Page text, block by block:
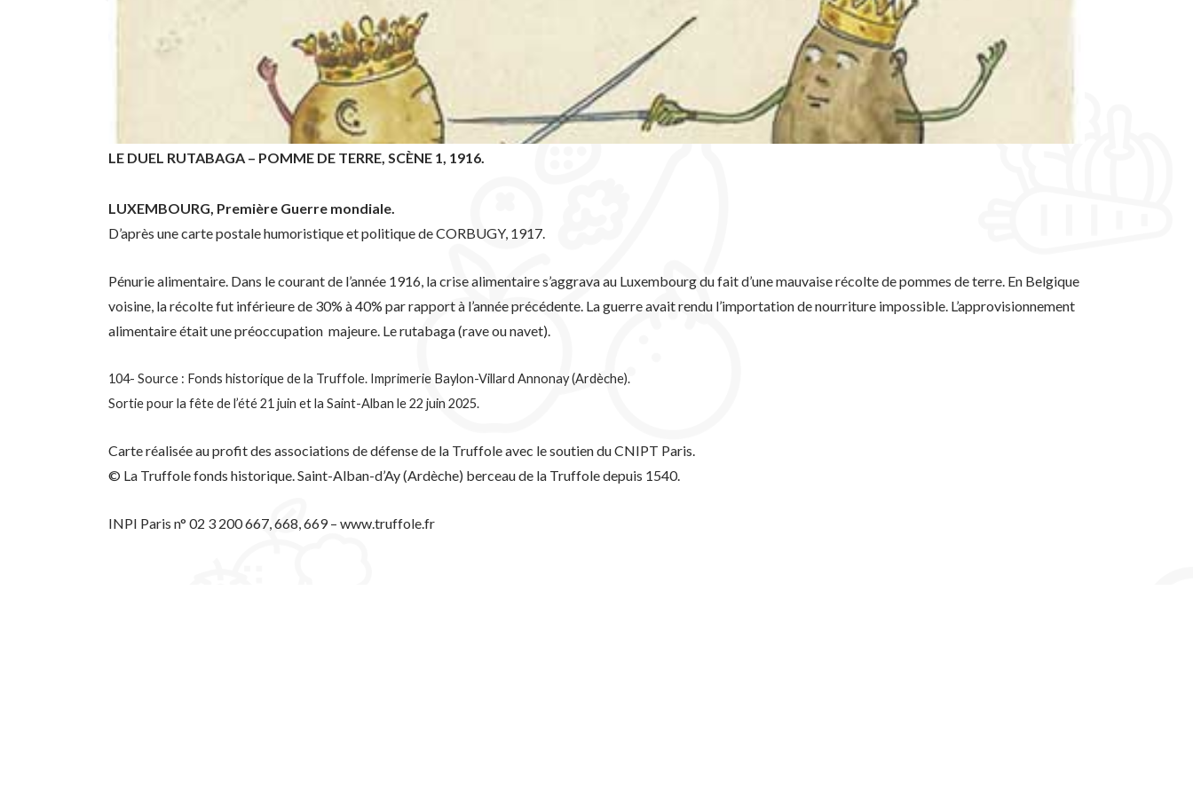
LE DUEL RUTABAGA – POMME DE TERRE, SCÈNE 1, 1916.
LUXEMBOURG, Première Guerre mondiale.
D’après une carte postale humoristique et politique de CORBUGY, 1917.
Pénurie alimentaire. Dans le courant de l’année 1916, la crise alimentaire s’aggrava au Luxembourg du fait d’une mauvaise récolte de pommes de terre. En Belgique
voisine, la récolte fut inférieure de 30% à 40% par rapport à l’année précédente. La guerre avait rendu l’importation de nourriture impossible. L’approvisionnement
alimentaire était une préoccupation majeure. Le rutabaga (rave ou navet).
104- Source : Fonds historique de la Truffole. Imprimerie Baylon-Villard Annonay (Ardèche).
Sortie pour la fête de l’été 21 juin et la Saint-Alban le 22 juin 2025.
Carte réalisée au profit des associations de défense de la Truffole avec le soutien du CNIPT Paris.
© La Truffole fonds historique. Saint-Alban-d’Ay (Ardèche) berceau de la Truffole depuis 1540.
INPI Paris n° 02 3 200 667, 668, 669 – www.truffole.fr